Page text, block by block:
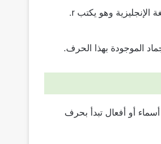
الموجودة بهذا الحرف.
أو أفعال تبدأ بحرف